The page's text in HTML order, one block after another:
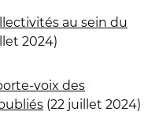
au sein du
2024)
voix des
(22 juillet 2024)